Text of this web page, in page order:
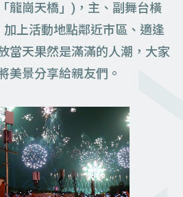
龍崗天橋」)，主、副舞台橫
上活動地點鄰近市區、適逢
當天果然是滿滿的人潮，大家
美景分享給親友們。